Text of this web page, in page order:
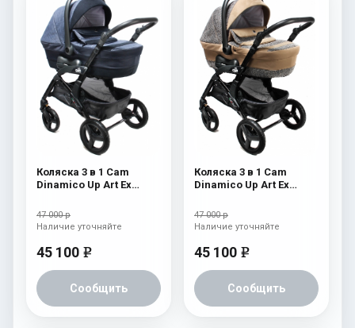
Коляска 3 в 1 Cam
Dinamico Up Art Ex
47 000 р
45 100 e
Сообщить
Наличие уточняйте
Коляска 3 в 1 Cam
Dinamico Up Art Ex
47 000 р
45 100 e
Сообщить
Наличие уточняйте